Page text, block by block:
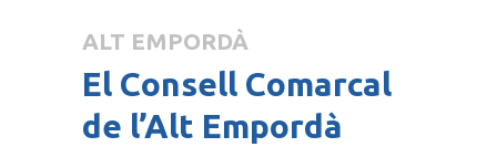
ALT EMPORDÀ
El Consell Comarcal
de l’Alt Empordà